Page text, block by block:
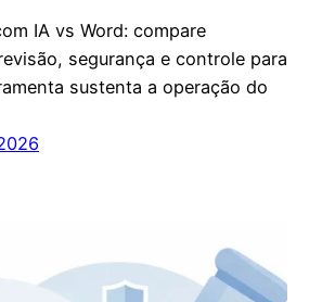
IA vs Word: compare
segurança e controle para
sustenta a operação do